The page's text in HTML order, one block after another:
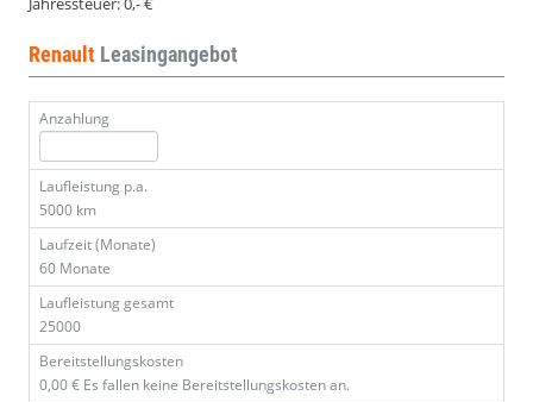
Renault Leasingangebot
Anzahlung
Laufleistung p.a.
5000 km
Laufzeit (Monate)
60 Monate
Laufleistung gesamt
25000
Bereitstellungskosten
0,00 € Es fallen keine Bereitstellungskosten an.